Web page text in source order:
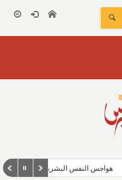
هواجس النفس البشرية بين مطرقة